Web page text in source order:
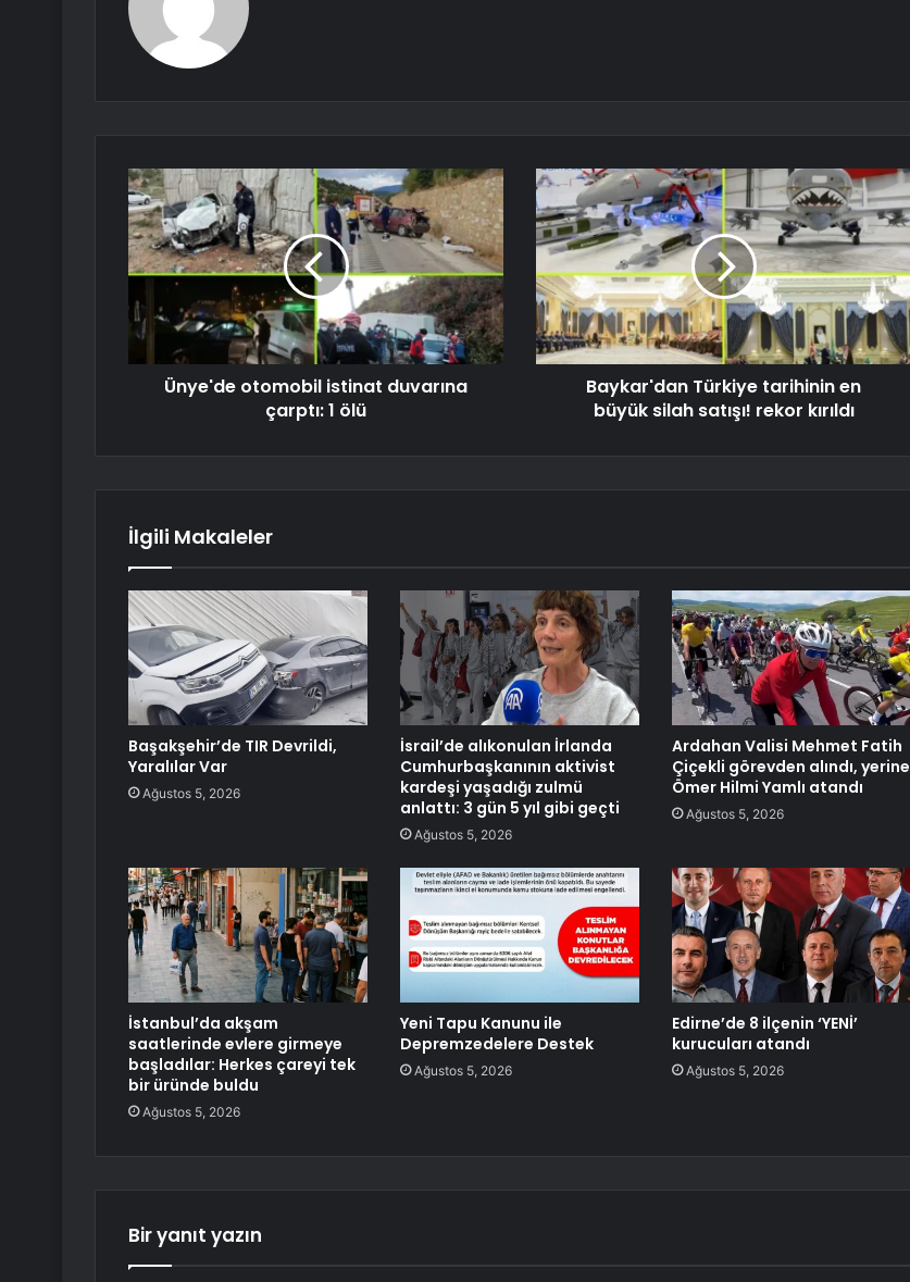
Ünye'de otomobil istinat duvarına
çarptı: 1 ölü
Baykar'dan Türkiye tarihinin en
büyük silah satışı! rekor kırıldı
İlgili Makaleler
Başakşehir’de TIR Devrildi,
Yaralılar Var
Ağustos 5, 2026
İsrail’de alıkonulan İrlanda
Cumhurbaşkanının aktivist
kardeşi yaşadığı zulmü
anlattı: 3 gün 5 yıl gibi geçti
Ağustos 5, 2026
Ardahan Valisi Mehmet Fatih
Çiçekli görevden alındı, yerine
Ömer Hilmi Yamlı atandı
Ağustos 5, 2026
İstanbul’da akşam
saatlerinde evlere girmeye
başladılar: Herkes çareyi tek
bir üründe buldu
Ağustos 5, 2026
Yeni Tapu Kanunu ile
Depremzedelere Destek
Ağustos 5, 2026
Edirne’de 8 ilçenin ‘YENİ’
kurucuları atandı
Ağustos 5, 2026
Bir yanıt yazın